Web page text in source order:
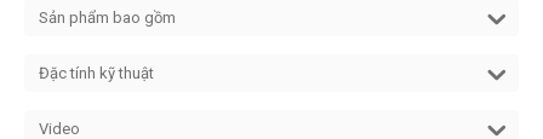
Sản phẩm bao gồm
Đặc tính kỹ thuật
Video